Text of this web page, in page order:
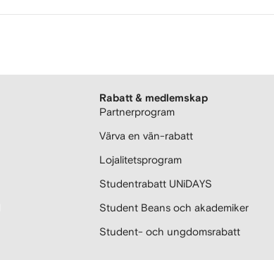
Rabatt & medlemskap
Partnerprogram
Värva en vän-rabatt
Lojalitetsprogram
Studentrabatt UNiDAYS
Student Beans och akademiker
Student- och ungdomsrabatt